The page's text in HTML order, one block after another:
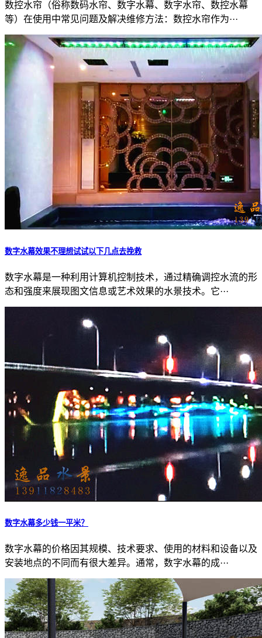
数控水帘（俗称数码水帘、数字水幕、数字水帘、数控水幕
等）在使用中常见问题及解决维修方法：数控水帘作为···
数字水幕效果不理想试试以下几点去挽救
数字水幕是一种利用计算机控制技术，通过精确调控水流的形
态和强度来展现图文信息或艺术效果的水景技术。它···
数字水幕多少钱一平米？
数字水幕的价格因其规模、技术要求、使用的材料和设备以及
安装地点的不同而有很大差异。通常，数字水幕的成···